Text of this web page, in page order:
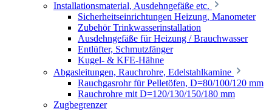
Installationsmaterial, Ausdehngefäße etc.
Sicherheitseinrichtungen Heizung, Manometer
Zubehör Trinkwasserinstallation
Ausdehngefäße für Heizung / Brauchwasser
Entlüfter, Schmutzfänger
Kugel- & KFE-Hähne
Abgasleitungen, Rauchrohre, Edelstahlkamine
Rauchgasrohr für Pelletöfen, D=80/100/120 mm
Rauchrohre mit D=120/130/150/180 mm
Zugbegrenzer